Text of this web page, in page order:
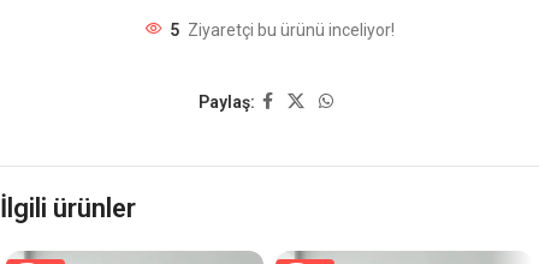
5 Ziyaretçi bu ürünü inceliyor!
Paylaş:
İlgili ürünler